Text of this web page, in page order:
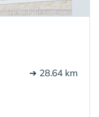
➔ 28.64 km